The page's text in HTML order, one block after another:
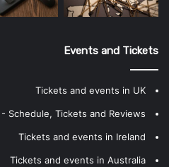
Events and Tickets
Tickets and events in UK
Schedule, Tickets and Reviews
Tickets and events in Ireland
Tickets and events in Australia